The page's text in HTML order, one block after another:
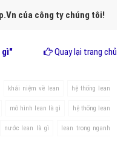
của công ty chúng tôi!
gì" Quay lại trang chủ
khái niệm về lean hệ thống lean
mô hình lean là gì hệ thống lean
nước lean là gì lean trong nganh